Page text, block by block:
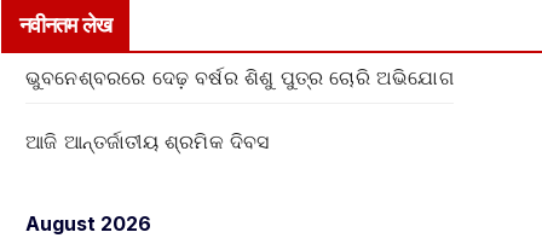
नवीनतम लेख
ଭୁବନେଶ୍ବରରେ ଦେଢ଼ ବର୍ଷର ଶିଶୁ ପୁତ୍ର ଚୋରି ଅଭିଯୋଗ
ଆଜି ଆନ୍ତର୍ଜାତୀୟ ଶ୍ରମିକ ଦିବସ
August 2026